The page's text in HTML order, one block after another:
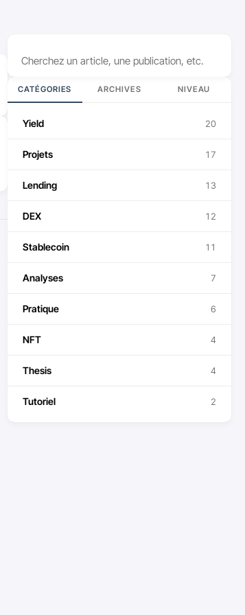
CATÉGORIES ARCHIVES NIVEAU
Yield 20
Projets 17
Lending 13
DEX 12
Stablecoin 11
Analyses 7
Pratique 6
NFT 4
Thesis 4
Tutoriel 2